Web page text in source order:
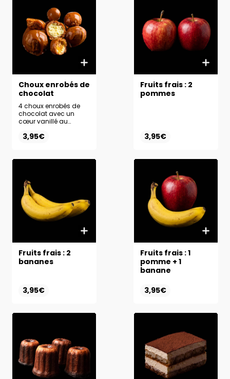
Choux enrobés de
chocolat
4 choux enrobés de
chocolat avec un
cœur vanillé au
Irrésistibles!
3,95€
Fruits frais : 2
pommes
3,95€
Fruits frais : 2
bananes
3,95€
Fruits frais : 1
pomme + 1
banane
3,95€